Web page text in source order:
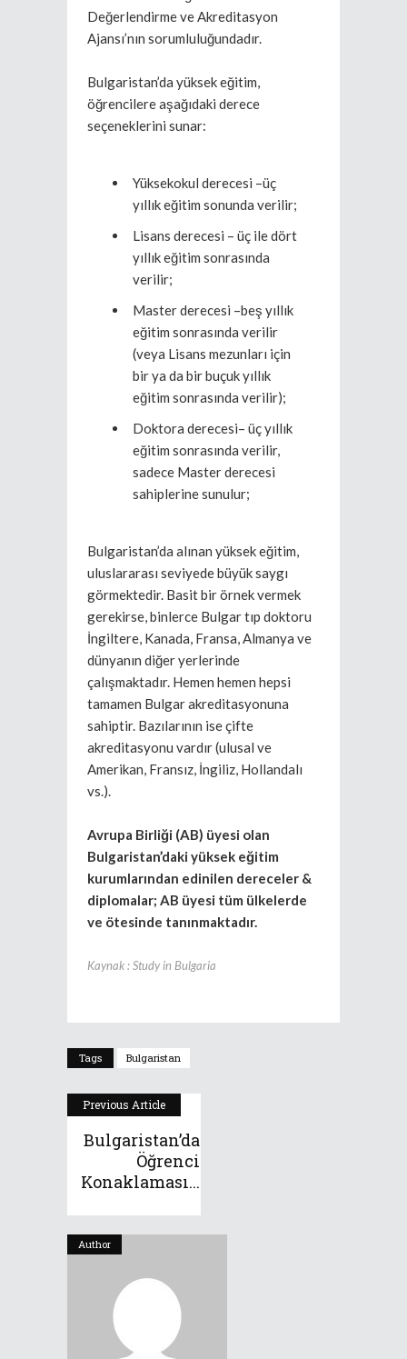
Değerlendirme ve Akreditasyon
Ajansı’nın sorumluluğundadır.
Bulgaristan’da yüksek eğitim,
öğrencilere aşağıdaki derece
seçeneklerini sunar:
Yüksekokul derecesi –üç
yıllık eğitim sonunda verilir;
Lisans derecesi – üç ile dört
yıllık eğitim sonrasında
verilir;
Master derecesi –beş yıllık
eğitim sonrasında verilir
(veya Lisans mezunları için
bir ya da bir buçuk yıllık
eğitim sonrasında verilir);
Doktora derecesi– üç yıllık
eğitim sonrasında verilir,
sadece Master derecesi
sahiplerine sunulur;
Bulgaristan’da alınan yüksek eğitim,
uluslararası seviyede büyük saygı
görmektedir. Basit bir örnek vermek
gerekirse, binlerce Bulgar tıp doktoru
İngiltere, Kanada, Fransa, Almanya ve
dünyanın diğer yerlerinde
çalışmaktadır. Hemen hemen hepsi
tamamen Bulgar akreditasyonuna
sahiptir. Bazılarının ise çifte
akreditasyonu vardır (ulusal ve
Amerikan, Fransız, İngiliz, Hollandalı
vs.).
Avrupa Birliği (AB) üyesi olan
Bulgaristan’daki yüksek eğitim
kurumlarından edinilen dereceler &
diplomalar; AB üyesi tüm ülkelerde
ve ötesinde tanınmaktadır.
Kaynak : Study in Bulgaria
Tags Bulgaristan
Previous Article
Bulgaristan’da
Öğrenci
Konaklaması...
Author